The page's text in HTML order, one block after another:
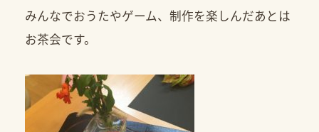
みんなでおうたやゲーム、制作を楽しんだあとは
お茶会です。